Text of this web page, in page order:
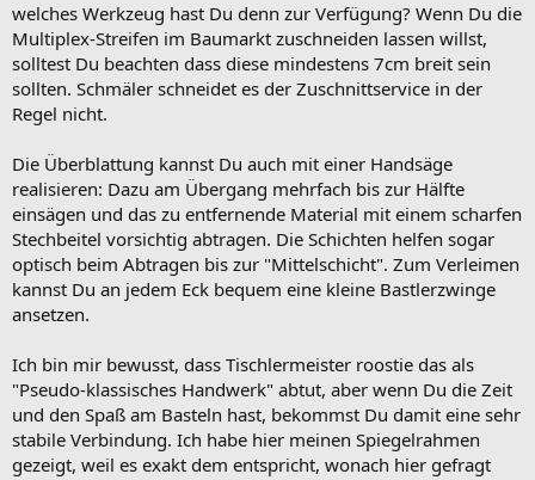
welches Werkzeug hast Du denn zur Verfügung? Wenn Du die
Multiplex-Streifen im Baumarkt zuschneiden lassen willst,
solltest Du beachten dass diese mindestens 7cm breit sein
sollten. Schmäler schneidet es der Zuschnittservice in der
Regel nicht.
Die Überblattung kannst Du auch mit einer Handsäge
realisieren: Dazu am Übergang mehrfach bis zur Hälfte
einsägen und das zu entfernende Material mit einem scharfen
Stechbeitel vorsichtig abtragen. Die Schichten helfen sogar
optisch beim Abtragen bis zur "Mittelschicht". Zum Verleimen
kannst Du an jedem Eck bequem eine kleine Bastlerzwinge
ansetzen.
Ich bin mir bewusst, dass Tischlermeister roostie das als
"Pseudo-klassisches Handwerk" abtut, aber wenn Du die Zeit
und den Spaß am Basteln hast, bekommst Du damit eine sehr
stabile Verbindung. Ich habe hier meinen Spiegelrahmen
gezeigt, weil es exakt dem entspricht, wonach hier gefragt